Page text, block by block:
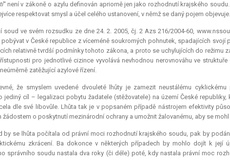
“ není v zákoně o azylu definován apriorně jen jako rozhodnutí krajského
respektovat smysl a účel celého ustanovení, v němž se daný pojem objevuje.
soud ve svém rozsudku ze dne 24. 2. 2005, čj. 2 Azs 216/2004-60,
v České republice z víceméně soukromých pohnutek, spadajících
relativně tvrdší podmínky tohoto zákona, a proto se uchylujících do režimu
pro jednotlivé cizince vyvolává nevhodnou nerovnováhu ve
zatěžující azylové řízení.
že smyslem uvedené dvouleté lhůty je zamezit neustálému
jediný cíl – legalizaci pobytu žadatele (stěžovatele) na území České
dle své libovůle. Lhůta tak je v popsaném případě nástrojem efektivity
žádostem o poskytnutí mezinárodní ochrany a umožnit žalovanému, aby se
by se lhůta počítala od právní moci rozhodnutí krajského soudu, pak by
zkrácení. Ba dokonce v některých případech by mohlo dojít k
správního soudu nastala dva roky (či déle) poté, kdy nastala právní moc